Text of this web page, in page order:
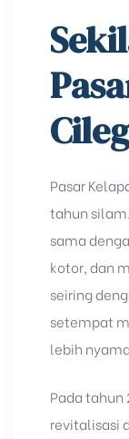
Pasar
tahun
sama
kotor, dan
seiring
setempat
lebih
Pada
revitalisasi